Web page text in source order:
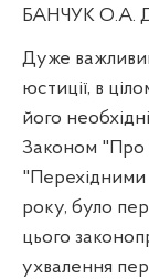
БАНЧУК О.А.
Дуже важливий
юстиції, в
його
Законом "Про
року, було
цього
ухвалення